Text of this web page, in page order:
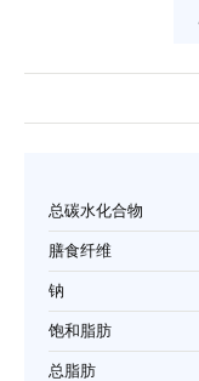
总碳水化合物
膳食纤维
钠
饱和脂肪
总脂肪